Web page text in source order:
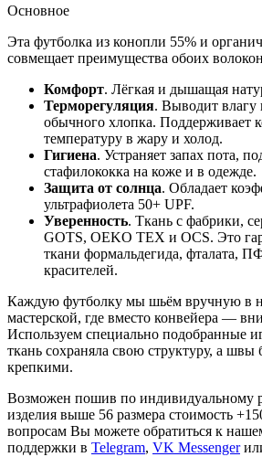
Основное
Эта футболка из конопли 55% и
совмещает преимущества обоих
Комфорт. Лёгкая и дышащая
Терморегуляция. Выводит влагу
обычного хлопка. Поддерживает
температуру в жару и холод.
Гигиена. Устраняет запах пота,
стафилококка на коже и в одежде.
Защита от солнца. Обладает
ультрафиолета 50+ UPF.
Уверенность. Ткань с фабрики,
GOTS, OEKO TEX и OCS. Это
ткани формальдегида, фталата,
красителей.
Каждую футболку мы шьём вручную в
мастерской, где вместо конвейера —
Используем специально подобранные
ткань сохраняла свою структуру, а
крепкими.
Возможен пошив по индивидуальному
изделия выше 56 размера стоимость
вопросам Вы можете обратиться к
поддержки в Telegram, VK Messenger